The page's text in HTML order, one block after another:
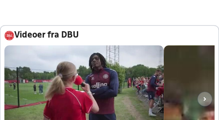
Videoer fra DBU